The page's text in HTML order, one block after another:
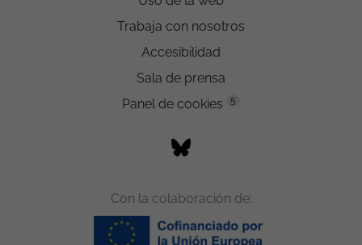
Trabaja con nosotros
Accesibilidad
Sala de prensa
Panel de cookies
5
Con la colaboración de: